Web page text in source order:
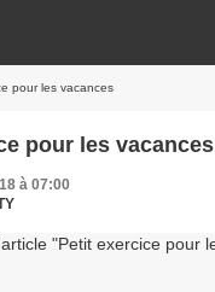
pour les vacances
pour les vacances
à 07:00